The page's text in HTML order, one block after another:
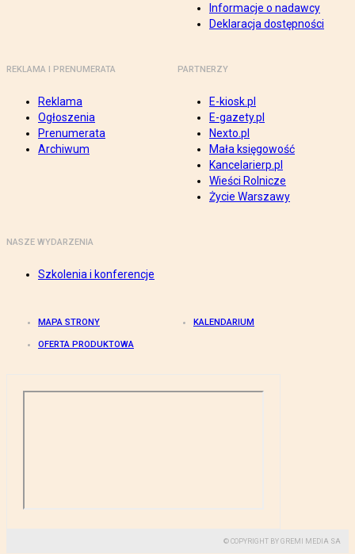
Informacje o nadawcy
Deklaracja dostępności
REKLAMA I PRENUMERATA
Reklama
Ogłoszenia
Prenumerata
Archiwum
PARTNERZY
E-kiosk.pl
E-gazety.pl
Nexto.pl
Mała księgowość
Kancelarierp.pl
Wieści Rolnicze
Życie Warszawy
NASZE WYDARZENIA
Szkolenia i konferencje
MAPA STRONY KALENDARIUM
OFERTA PRODUKTOWA
© COPYRIGHT BY GREMI MEDIA SA